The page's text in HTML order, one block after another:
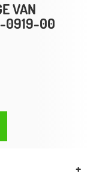
VAN
0919-00